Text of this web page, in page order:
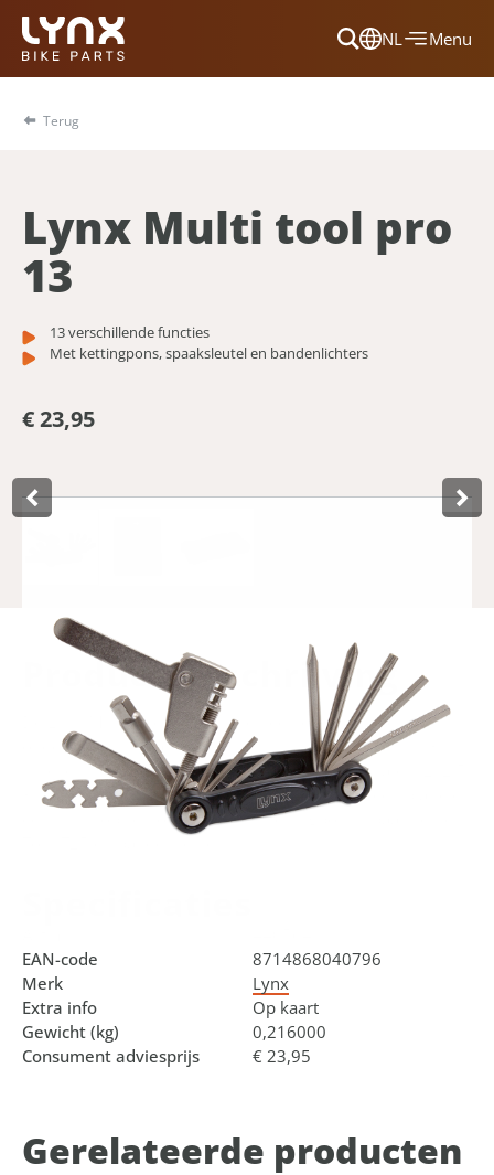
NL
Dansk
Nederlands
Menu
Terug
Lynx Multi tool pro
13
13 verschillende functies
Met kettingpons, spaaksleutel en bandenlichters
€ 23,95
Product­omschrijving
De Lynx Multi tool pro 13 is een echte alleskunner voor
onderweg. In totaal heeft deze multi tool maar liefst 13
functies. Te beginnen met zeven inbussleutel maten; 2, 2.5,
3, 4, 5, 6 en 8 mm. Verder bevat de multi tool een platte en
een kruiskop schroevendraaier, kettingpons, spaaksleutel,
Torx T25 en bandenlichters.
EAN-code
8714868040796
Merk
Lynx
Extra info
Op kaart
Gewicht (kg)
0,216000
Consument adviesprijs
€ 23,95
Gerelateerde producten